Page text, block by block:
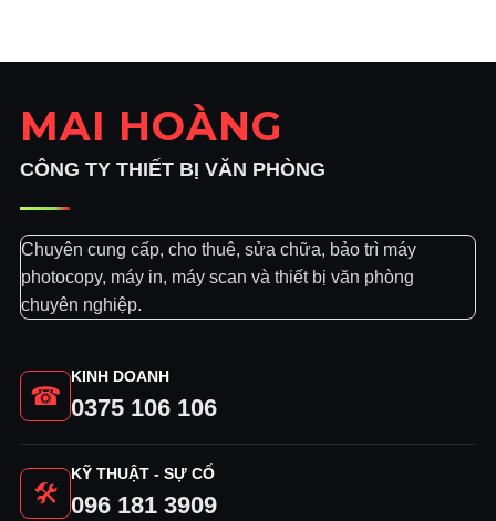
MAI HOÀNG
CÔNG TY THIẾT BỊ VĂN PHÒNG
Chuyên cung cấp, cho thuê, sửa chữa, bảo trì máy
photocopy, máy in, máy scan và thiết bị văn phòng
chuyên nghiệp.
☎
KINH DOANH
0375 106 106
🛠
KỸ THUẬT - SỰ CỐ
096 181 3909